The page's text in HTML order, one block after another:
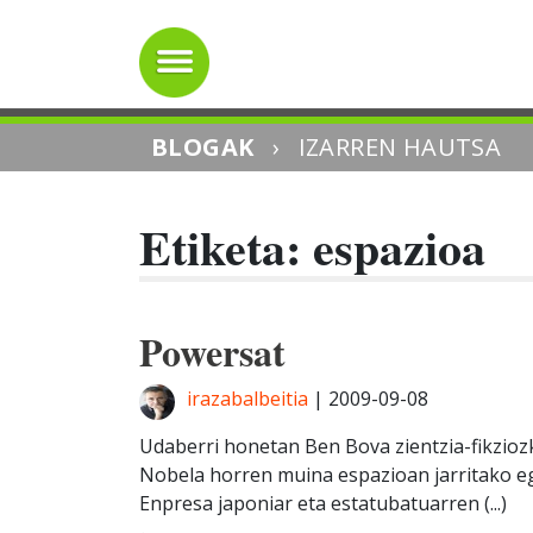
BLOGAK › IZARREN HAUTSA
Etiketa: espazioa
Powersat
irazabalbeitia | 2009-09-08
Udaberri honetan Ben Bova zientzia-
Nobela horren muina espazioan jarritako
Enpresa japoniar eta estatubatuarren (...)